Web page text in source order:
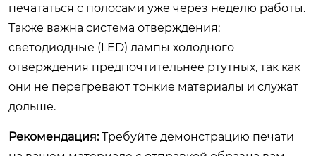
печататься с полосами уже через неделю работы.
Также важна система отверждения:
светодиодные (LED) лампы холодного
отверждения предпочтительнее ртутных, так как
они не перегревают тонкие материалы и служат
дольше.
Рекомендация:Требуйте демонстрацию печати